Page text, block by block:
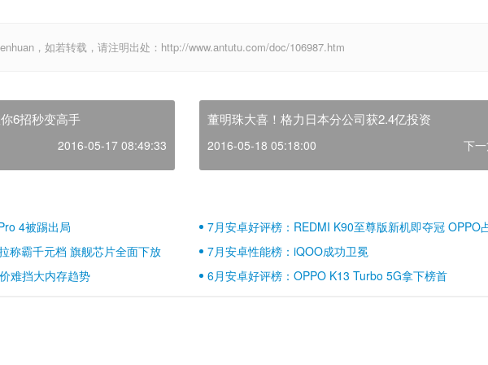
，如若转载，请注明出处：http://www.antutu.com/doc/106987.htm
6招秒变高手
2016-05-17 08:49:33
董明珠大喜！格力日本分公司获2.4亿投资
2016-05-18 05:18:00 下
4被踢出局
7月安卓好评榜：REDMI K90至尊版新机即夺冠 OPPO
壁江山
称霸千元档 旗舰芯片全面下放
7月安卓性能榜：iQOO成功卫冕
难挡大内存趋势
6月安卓好评榜：OPPO K13 Turbo 5G拿下榜首